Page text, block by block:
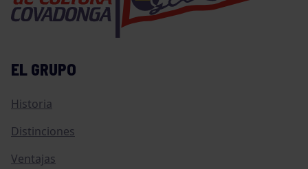
EL GRUPO
Historia
Distinciones
Ventajas